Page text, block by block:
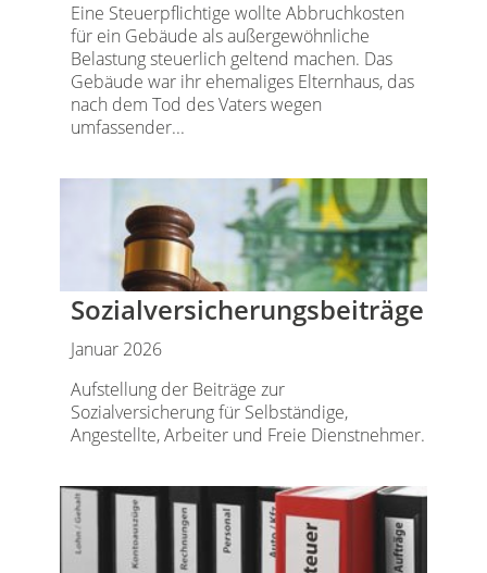
Eine Steuerpflichtige wollte Abbruchkosten
für ein Gebäude als außergewöhnliche
Belastung steuerlich geltend machen. Das
Gebäude war ihr ehemaliges Elternhaus, das
nach dem Tod des Vaters wegen
umfassender...
Sozialversicherungsbeiträge
Januar 2026
Aufstellung der Beiträge zur
Sozialversicherung für Selbständige,
Angestellte, Arbeiter und Freie Dienstnehmer.